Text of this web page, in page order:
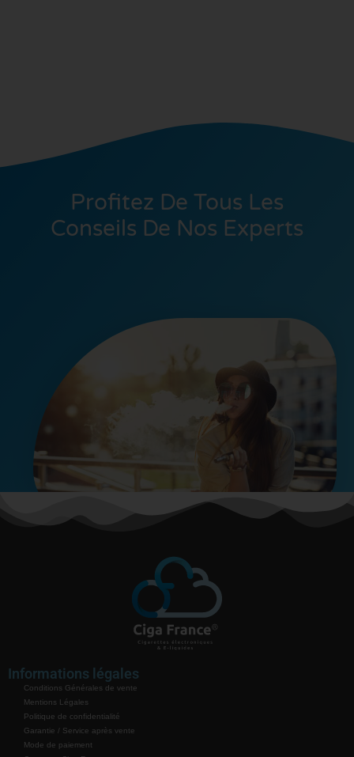
Profitez De Tous Les
Conseils De Nos Experts
Informations légales
Conditions Générales de vente
Mentions Légales
Politique de confidentialité
Garantie / Service après vente
Mode de paiement